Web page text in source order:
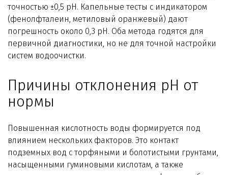
точностью ±0,5 pH. Капельные тесты с индикатором
(фенолфталеин, метиловый оранжевый) дают
погрешность около 0,3 pH. Оба метода годятся для
первичной диагностики, но не для точной настройки
систем водоочистки.
Причины отклонения pH от
нормы
Повышенная кислотность воды формируется под
влиянием нескольких факторов. Это контакт
подземных вод с торфяными и болотистыми грунтами,
насыщенными гуминовыми кислотам, а также